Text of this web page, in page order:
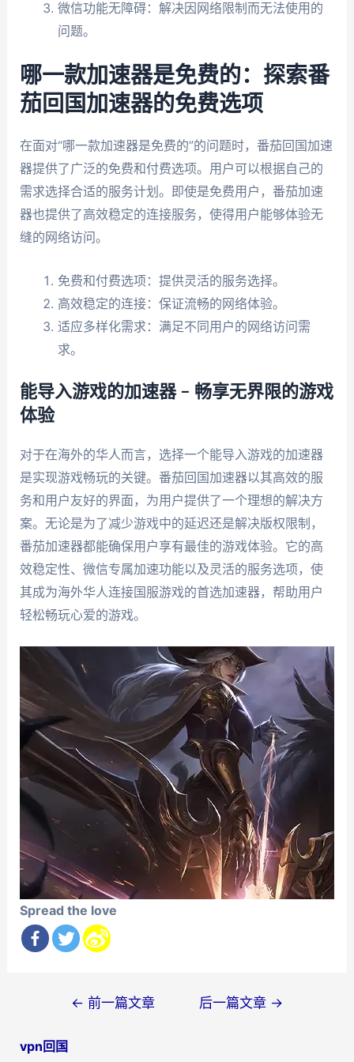
微信功能无障碍：解决因网络限制而无法使用的
问题。
哪一款加速器是免费的：探索番
茄回国加速器的免费选项
在面对“哪一款加速器是免费的”的问题时，番茄回国加速
器提供了广泛的免费和付费选项。用户可以根据自己的
需求选择合适的服务计划。即使是免费用户，番茄加速
器也提供了高效稳定的连接服务，使得用户能够体验无
缝的网络访问。
免费和付费选项：提供灵活的服务选择。
高效稳定的连接：保证流畅的网络体验。
适应多样化需求：满足不同用户的网络访问需
求。
能导入游戏的加速器 – 畅享无界限的游戏
体验
对于在海外的华人而言，选择一个能导入游戏的加速器
是实现游戏畅玩的关键。番茄回国加速器以其高效的服
务和用户友好的界面，为用户提供了一个理想的解决方
案。无论是为了减少游戏中的延迟还是解决版权限制，
番茄加速器都能确保用户享有最佳的游戏体验。它的高
效稳定性、微信专属加速功能以及灵活的服务选项，使
其成为海外华人连接国服游戏的首选加速器，帮助用户
轻松畅玩心爱的游戏。
Spread the love
导
← 前一篇文章 后一篇文章 →
vpn回国